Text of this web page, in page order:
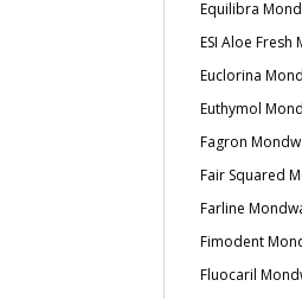
Equilibra
ESI Aloe
Euclorina
Euthymol
Fagron
Fair Squared
Farline
Fimodent
Fluocaril